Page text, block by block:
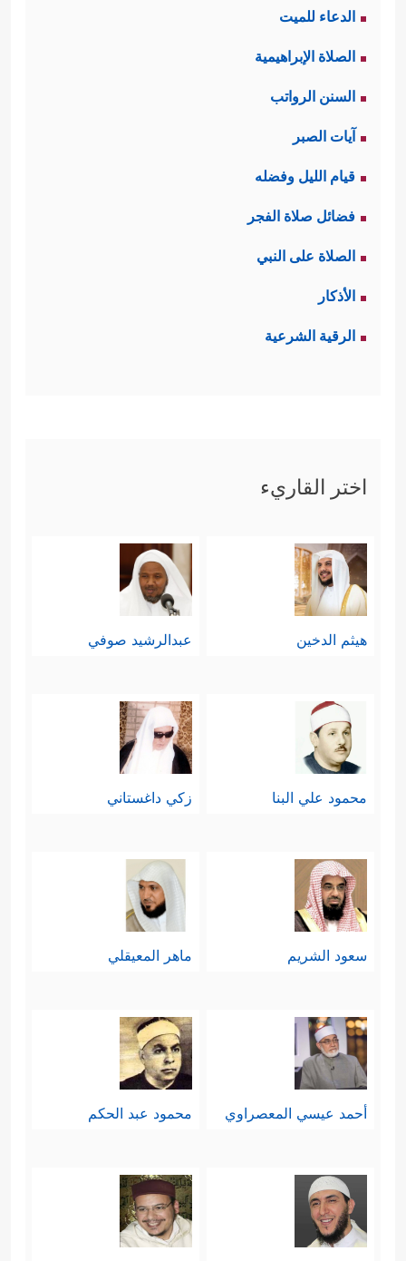
الدعاء للميت
الصلاة الإبراهيمية
السنن الرواتب
آيات الصبر
قيام الليل وفضله
فضائل صلاة الفجر
الصلاة على النبي
الأذكار
الرقية الشرعية
اختر القاريء
هيثم الدخين عبدالرشيد صوفي
محمود علي البنا زكي داغستاني
سعود الشريم ماهر المعيقلي
أحمد عيسي المعصراوي محمود عبد الحكم